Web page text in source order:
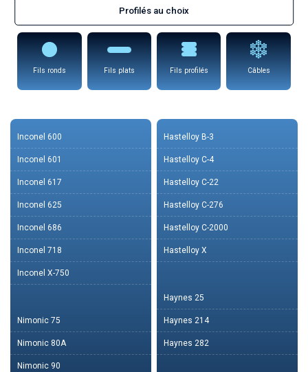
Profilés au choix
Fils ronds Fils plats Fils profilés Câbles
Inconel 600
Inconel 601
Inconel 617
Inconel 625
Inconel 686
Inconel 718
Inconel X-750
Nimonic 75
Nimonic 80A
Nimonic 90
Hastelloy B-3
Hastelloy C-4
Hastelloy C-22
Hastelloy C-276
Hastelloy C-2000
Hastelloy X
Haynes 25
Haynes 214
Haynes 282